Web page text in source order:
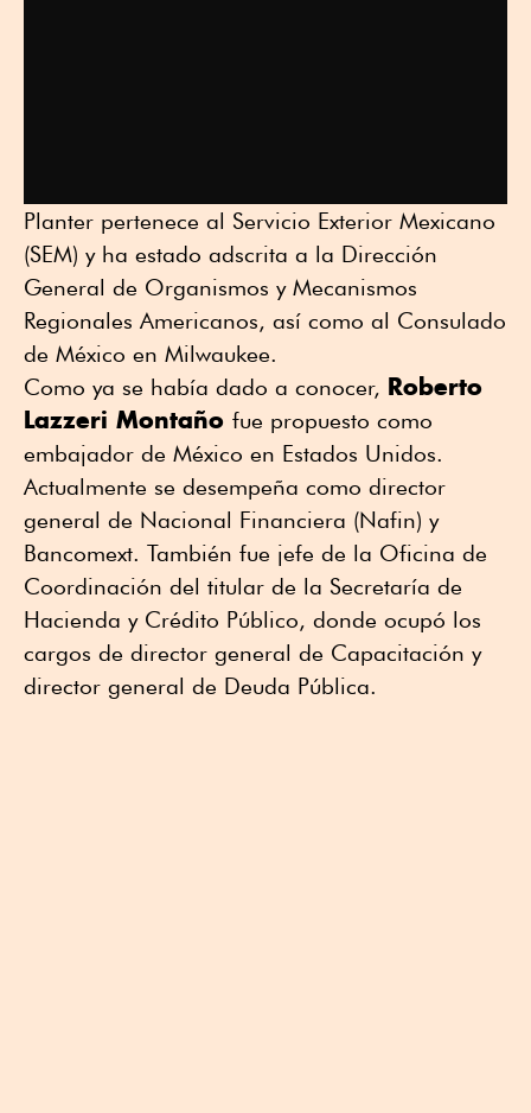
Planter pertenece al Servicio Exterior Mexicano
(SEM) y ha estado adscrita a la Dirección
General de Organismos y Mecanismos
Regionales Americanos, así como al Consulado
de México en Milwaukee.
Como ya se había dado a conocer, Roberto
Lazzeri Montaño fue propuesto como
embajador de México en Estados Unidos.
Actualmente se desempeña como director
general de Nacional Financiera (Nafin) y
Bancomext. También fue jefe de la Oficina de
Coordinación del titular de la Secretaría de
Hacienda y Crédito Público, donde ocupó los
cargos de director general de Capacitación y
director general de Deuda Pública.